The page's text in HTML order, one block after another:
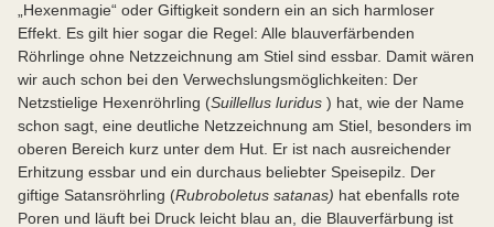
„Hexenmagie“ oder Giftigkeit sondern ein an sich harmloser
Effekt. Es gilt hier sogar die Regel: Alle blauverfärbenden
Röhrlinge ohne Netzzeichnung am Stiel sind essbar. Damit wären
wir auch schon bei den Verwechslungsmöglichkeiten: Der
Netzstielige Hexenröhrling (Suillellus luridus ) hat, wie der Name
schon sagt, eine deutliche Netzzeichnung am Stiel, besonders im
oberen Bereich kurz unter dem Hut. Er ist nach ausreichender
Erhitzung essbar und ein durchaus beliebter Speisepilz. Der
giftige Satansröhrling (Rubroboletus satanas) hat ebenfalls rote
Poren und läuft bei Druck leicht blau an, die Blauverfärbung ist